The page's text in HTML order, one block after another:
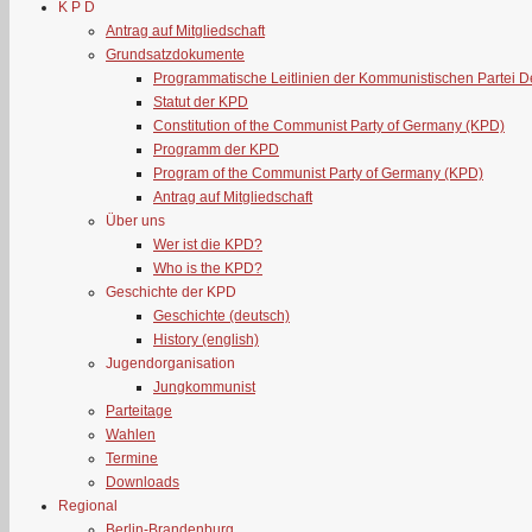
K P D
Antrag auf Mitgliedschaft
Grundsatzdokumente
Programmatische Leitlinien der Kommunistischen Partei
Statut der KPD
Constitution of the Communist Party of Germany (KPD)
Programm der KPD
Program of the Communist Party of Germany (KPD)
Antrag auf Mitgliedschaft
Über uns
Wer ist die KPD?
Who is the KPD?
Geschichte der KPD
Geschichte (deutsch)
History (english)
Jugendorganisation
Jungkommunist
Parteitage
Wahlen
Termine
Downloads
Regional